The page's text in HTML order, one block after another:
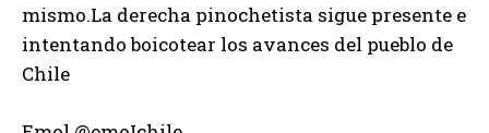
mismo.La derecha pinochetista sigue presente e
intentando boicotear los avances del pueblo de
Chile